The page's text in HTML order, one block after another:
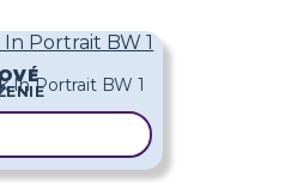
In Portrait BW 1